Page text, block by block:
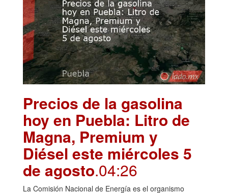
Precios de la gasolina
hoy en Puebla: Litro de
Magna, Premium y
Diésel este miércoles 5
de agosto.04:26
La Comisión Nacional de Energía es el organismo